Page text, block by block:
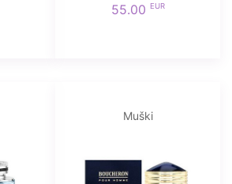
55.00 EUR
Muški